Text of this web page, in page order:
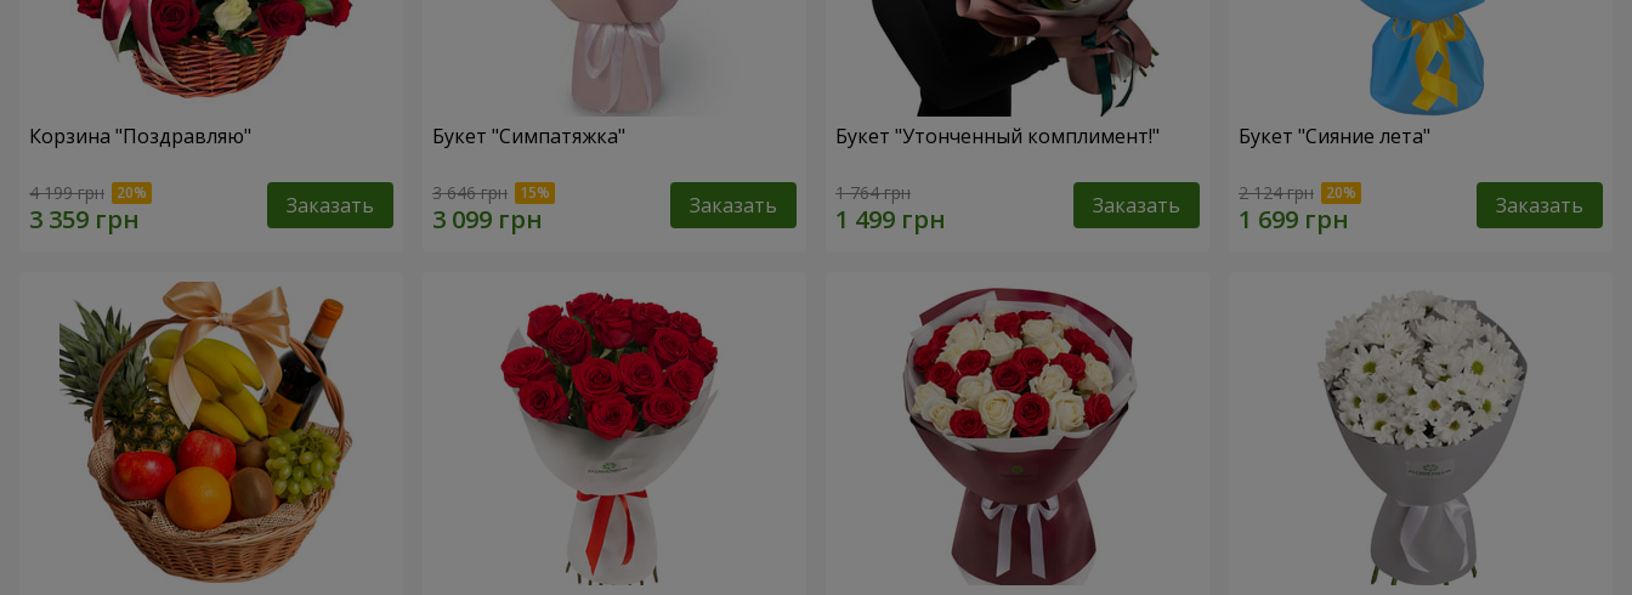
Корзина "Поздравляю"
4 199 грн Заказать
Букет "Симпатяжка"
3 646 грн Заказать
Букет "Утонченный комплимент!"
1 764 грн Заказать
Букет "Сияние лета"
2 124 грн Заказать